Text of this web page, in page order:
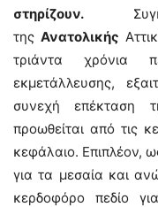
στηρίζουν.
της Ανατολικής
τριάντα χρόνια
εκμετάλλευσης,
συνεχή επέκταση
προωθείται από τις
κεφάλαιο. Επιπλέον,
για τα μεσαία και
κερδοφόρο πεδίο